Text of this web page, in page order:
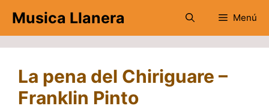
contenido
Musica Llanera Menú
La pena del Chiriguare –
Franklin Pinto